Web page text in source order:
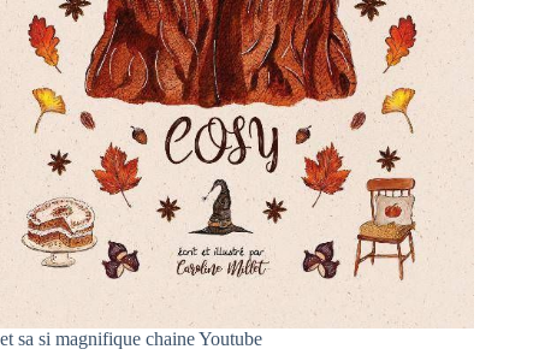
et sa si magnifique chaine Youtube